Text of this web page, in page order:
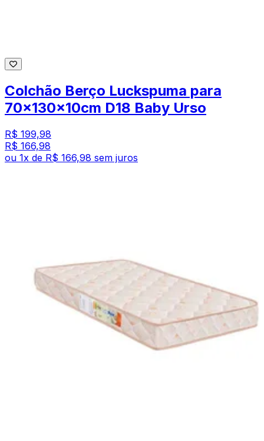
Colchão Berço Luckspuma para
70x130x10cm D18 Baby Urso
R$ 199,98
R$ 166,98
ou 1x de R$ 166,98 sem juros